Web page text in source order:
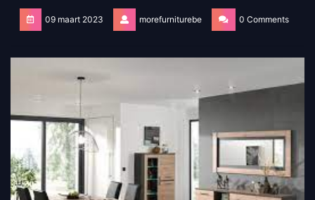
09 maart 2023 morefurniturebe 0 Comments